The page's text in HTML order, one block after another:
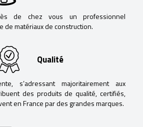
de chez vous un professionnel
de matériaux de construction.
Qualité
s’adressant majoritairement aux
des produits de qualité, certifiés,
en France par des grandes marques.